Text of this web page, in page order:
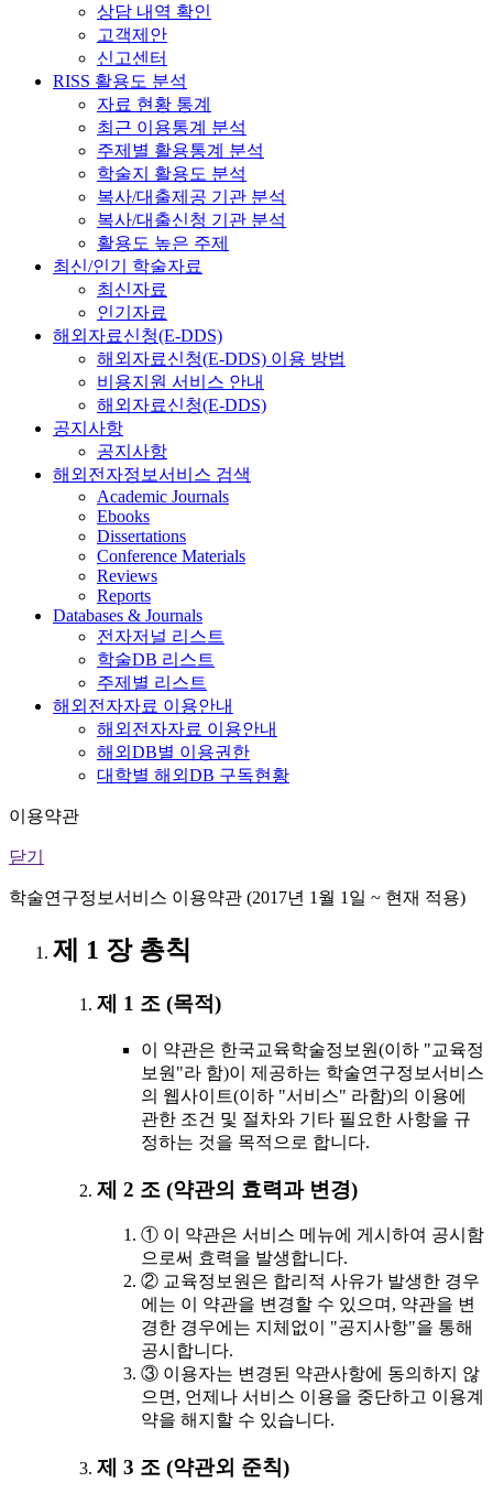
상담 내역 확인
고객제안
신고센터
RISS 활용도 분석
자료 현황 통계
최근 이용통계 분석
주제별 활용통계 분석
학술지 활용도 분석
복사/대출제공 기관 분석
복사/대출신청 기관 분석
활용도 높은 주제
최신/인기 학술자료
최신자료
인기자료
해외자료신청(E-DDS)
해외자료신청(E-DDS) 이용 방법
비용지원 서비스 안내
해외자료신청(E-DDS)
공지사항
공지사항
해외전자정보서비스 검색
Academic Journals
Ebooks
Dissertations
Conference Materials
Reviews
Reports
Databases & Journals
전자저널 리스트
학술DB 리스트
주제별 리스트
해외전자자료 이용안내
해외전자자료 이용안내
해외DB별 이용권한
대학별 해외DB 구독현황
이용약관
닫기
학술연구정보서비스 이용약관 (2017년 1월 1일 ~ 현재 적용)
제 1 장 총칙
제 1 조 (목적)
이 약관은 한국교육학술정보원(이하 "교육정
보원"라 함)이 제공하는 학술연구정보서비스
의 웹사이트(이하 "서비스" 라함)의 이용에
관한 조건 및 절차와 기타 필요한 사항을 규
정하는 것을 목적으로 합니다.
제 2 조 (약관의 효력과 변경)
① 이 약관은 서비스 메뉴에 게시하여 공시함
으로써 효력을 발생합니다.
② 교육정보원은 합리적 사유가 발생한 경우
에는 이 약관을 변경할 수 있으며, 약관을 변
경한 경우에는 지체없이 "공지사항"을 통해
공시합니다.
③ 이용자는 변경된 약관사항에 동의하지 않
으면, 언제나 서비스 이용을 중단하고 이용계
약을 해지할 수 있습니다.
제 3 조 (약관외 준칙)